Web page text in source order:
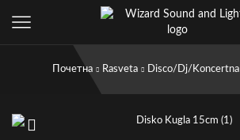
Почетна Rasveta Disco/Dj/Koncertna